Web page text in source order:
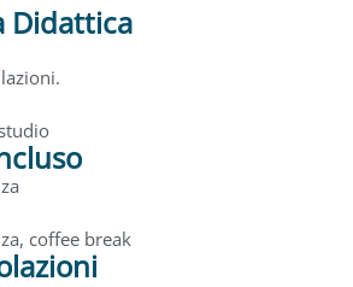
Didattica
coffee break